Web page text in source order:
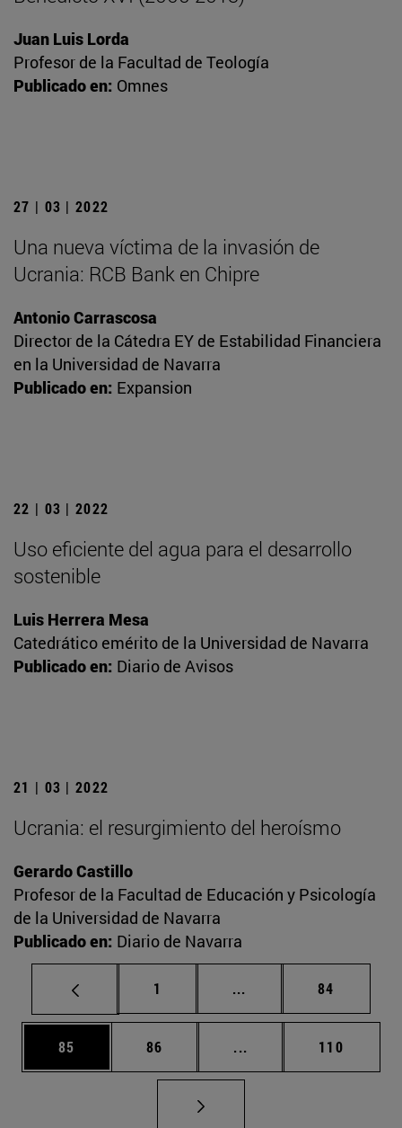
Juan Luis Lorda
Profesor de la Facultad de Teología
Publicado en: Omnes
27 | 03 | 2022
Una nueva víctima de la invasión de
Ucrania: RCB Bank en Chipre
Antonio Carrascosa
Director de la Cátedra EY de Estabilidad Financiera
en la Universidad de Navarra
Publicado en: Expansion
22 | 03 | 2022
Uso eficiente del agua para el desarrollo
sostenible
Luis Herrera Mesa
Catedrático emérito de la Universidad de Navarra
Publicado en: Diario de Avisos
21 | 03 | 2022
Ucrania: el resurgimiento del heroísmo
Gerardo Castillo
Profesor de la Facultad de Educación y Psicología
de la Universidad de Navarra
Publicado en: Diario de Navarra
Página
1 ... Páginas intermedias
Página
84
Página
85 Página
86 ... Páginas intermedias
Página
110